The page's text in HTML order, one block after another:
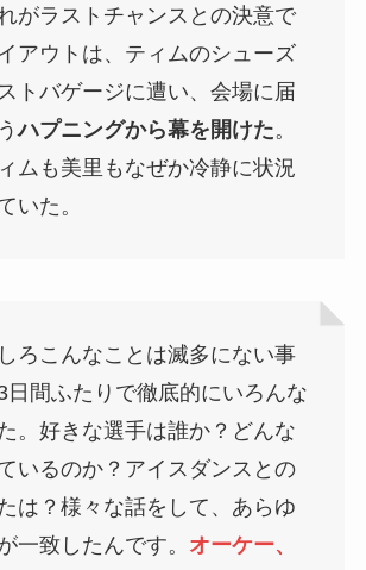
がラストチャンスとの決意で
アウトは、ティムのシューズ
トバゲージに遭い、会場に届
ハプニングから幕を開けた。
ムも美里もなぜか冷静に状況
いた。
ろこんなことは滅多にない事
日間ふたりで徹底的にいろんな
。好きな選手は誰か？どんな
いるのか？アイスダンスとの
は？様々な話をして、あらゆ
一致したんです。 オーケー、